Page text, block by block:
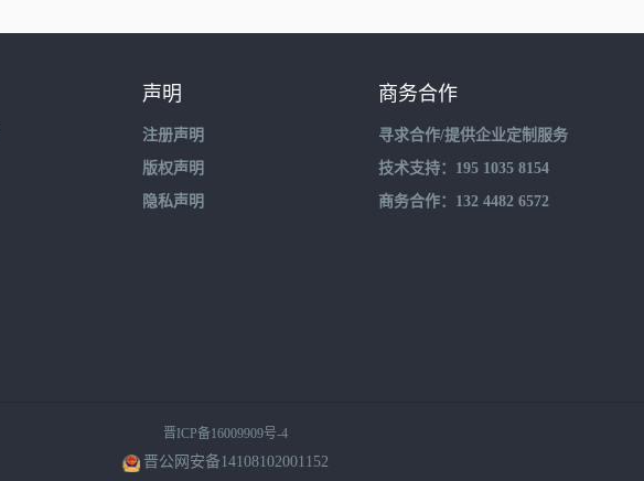
声明
注册声明
版权声明
隐私声明
商务合作
寻求合作/提供企业定制服务
技术支持：195 1035 8154
商务合作：132 4482 6572
晋ICP备16009909号-4
晋公网安备14108102001152